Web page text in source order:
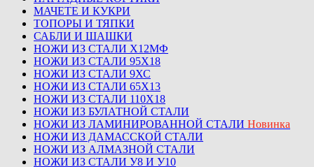
МАЧЕТЕ И КУКРИ
ТОПОРЫ И ТЯПКИ
САБЛИ И ШАШКИ
НОЖИ ИЗ СТАЛИ Х12МФ
НОЖИ ИЗ СТАЛИ 95Х18
НОЖИ ИЗ СТАЛИ 9ХС
НОЖИ ИЗ СТАЛИ 65Х13
НОЖИ ИЗ СТАЛИ 110Х18
НОЖИ ИЗ БУЛАТНОЙ СТАЛИ
НОЖИ ИЗ ЛАМИНИРОВАННОЙ СТАЛИ Новинка
НОЖИ ИЗ ДАМАССКОЙ СТАЛИ
НОЖИ ИЗ АЛМАЗНОЙ СТАЛИ
НОЖИ ИЗ СТАЛИ У8 И У10